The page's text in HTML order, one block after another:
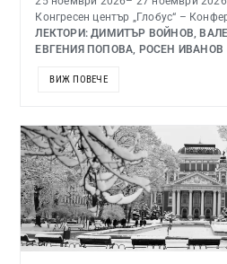
Конгресен център „Глобус“ –
ЛЕКТОРИ: ДИМИТЪР ВОЙНОВ,
ЕВГЕНИЯ ПОПОВА, РОСЕН ИВАНОВ
ВИЖ ПОВЕЧЕ